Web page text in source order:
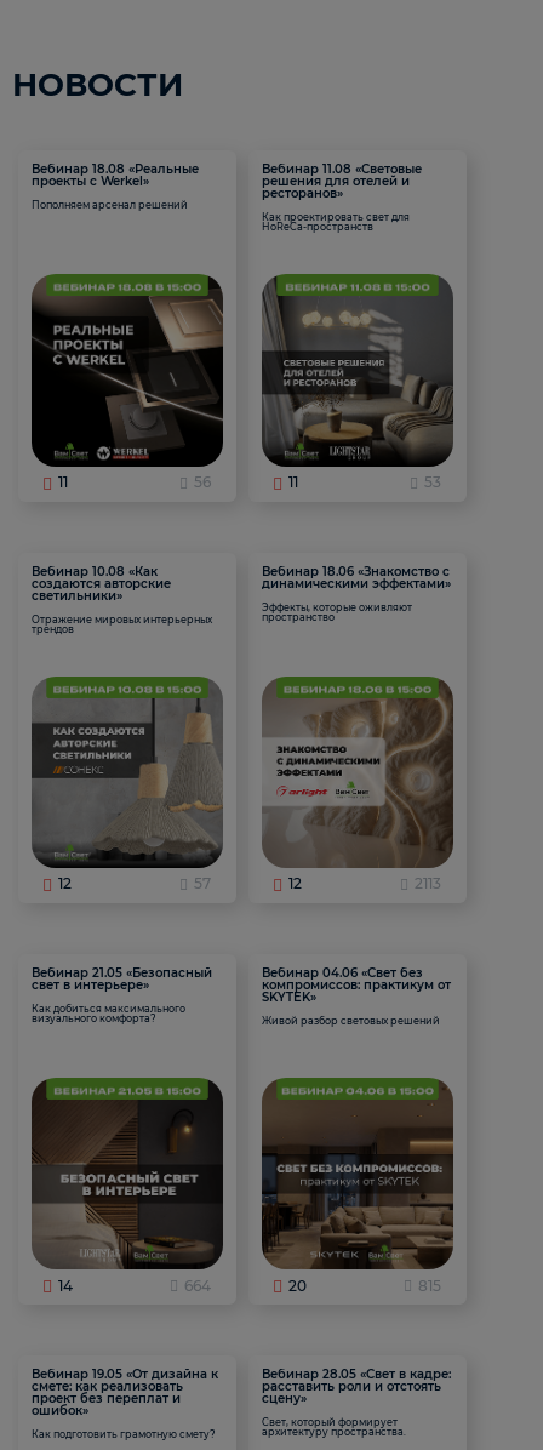
НОВОСТИ
Вебинар 18.08 «Реальные
проекты с Werkel»
Пополняем арсенал решений
11 56
Вебинар 11.08 «Световые
решения для отелей и
ресторанов»
Как проектировать свет для
HoReCa-пространств
11 53
Вебинар 10.08 «Как
создаются авторские
светильники»
Отражение мировых интерьерных
трендов
12 57
Вебинар 18.06 «Знакомство с
динамическими эффектами»
Эффекты, которые оживляют
пространство
12 2113
Вебинар 21.05 «Безопасный
свет в интерьере»
Как добиться максимального
визуального комфорта?
14 664
Вебинар 04.06 «Свет без
компромиссов: практикум от
SKYTEK»
Живой разбор световых решений
20 815
Вебинар 19.05 «От дизайна к
смете: как реализовать
проект без переплат и
ошибок»
Как подготовить грамотную смету?
Вебинар 28.05 «Свет в кадре:
расставить роли и отстоять
сцену»
Свет, который формирует
архитектуру пространства.